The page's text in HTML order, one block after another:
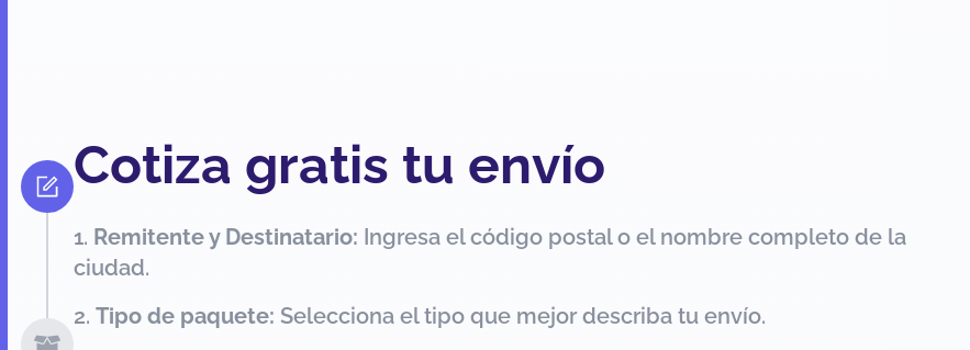
Cotiza gratis tu envío
Remitente y Destinatario: Ingresa el código postal o el nombre completo de la
ciudad.
Tipo de paquete: Selecciona el tipo que mejor describa tu envío.